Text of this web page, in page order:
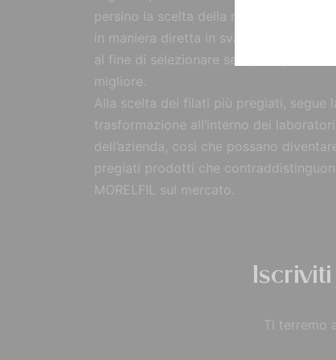
persino la scelta della materia prima,
in maniera diretta in svariate parti del
al fine di selezionare sempre il prodotto
migliore.
Alla scelta dei filati più pregiati, segue
trasformazione all’interno dei laboratori
dell’azienda, così che possano diventare
pregiati prodotti che
MORELFIL sul mercato.
Ti terremo